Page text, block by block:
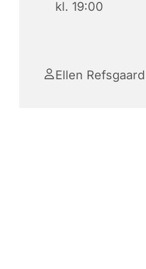
kl. 19:00
Ellen